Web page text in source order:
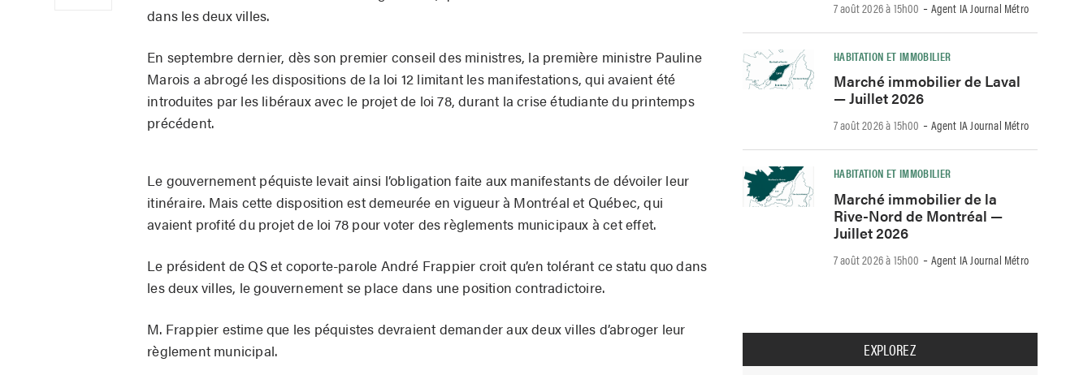
dans les deux villes.
En septembre dernier, dès son premier conseil des ministres, la première ministre Pauline
Marois a abrogé les dispositions de la loi 12 limitant les manifestations, qui avaient été
introduites par les libéraux avec le projet de loi 78, durant la crise étudiante du printemps
précédent.
Le gouvernement péquiste levait ainsi l’obligation faite aux manifestants de dévoiler leur
itinéraire. Mais cette disposition est demeurée en vigueur à Montréal et Québec, qui
avaient profité du projet de loi 78 pour voter des règlements municipaux à cet effet.
Le président de QS et coporte-parole André Frappier croit qu’en tolérant ce statu quo dans
les deux villes, le gouvernement se place dans une position contradictoire.
M. Frappier estime que les péquistes devraient demander aux deux villes d’abroger leur
règlement municipal.
7 août 2026 à 15h00 -Agent IA Journal Métro
HABITATION ET IMMOBILIER
Marché immobilier de Laval
— Juillet 2026
7 août 2026 à 15h00 -Agent IA Journal Métro
HABITATION ET IMMOBILIER
Marché immobilier de la
Rive-Nord de Montréal —
Juillet 2026
7 août 2026 à 15h00 -Agent IA Journal Métro
EXPLOREZ